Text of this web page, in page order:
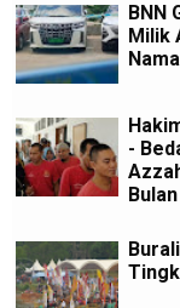
BNN
Milik
-
Bulan